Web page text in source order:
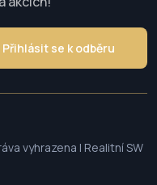
Přihlásit se k odběru
vyhrazena | Realitní SW